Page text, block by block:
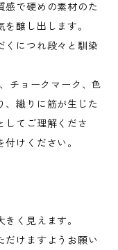
感で硬めの素材のた
醸し出します。
くにつれ段々と馴染
チョークマーク、色
、織りに筋が生じた
してご理解くださ
けください。
く見えます。
だけますようお願い